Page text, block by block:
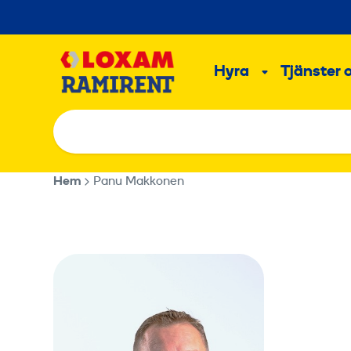
till
Hyra Undermeny
Tjänster
Hem Panu Makkonen